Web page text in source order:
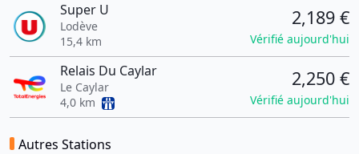
Super U
Lodève
15,4 km
2,189 €
Vérifié aujourd'hui
Relais Du Caylar
Le Caylar
4,0 km
2,250 €
Vérifié aujourd'hui
Autres Stations